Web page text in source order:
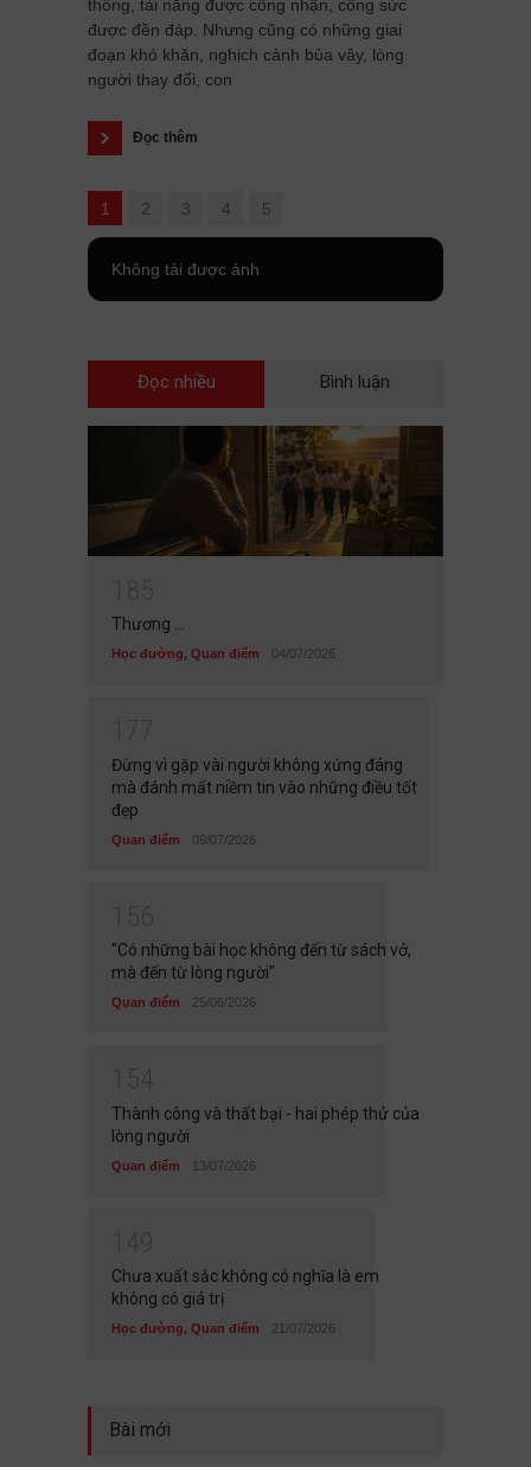
thông, tài năng được công nhận, công sức
được đền đáp. Nhưng cũng có những giai
đoạn khó khăn, nghịch cảnh bủa vây, lòng
người thay đổi, con
Đọc thêm
1 2 3 4 5
Không tải được ảnh
Đọc nhiều Bình luận
Thương ...
Học đường, Quan điểm 04/07/2026
Đừng vì gặp vài người không xứng đáng
mà đánh mất niềm tin vào những điều tốt
đẹp
Quan điểm 09/07/2026
"Có những bài học không đến từ sách vở,
mà đến từ lòng người"
Quan điểm 25/06/2026
Thành công và thất bại - hai phép thử của
lòng người
Quan điểm 13/07/2026
Chưa xuất sắc không có nghĩa là em
không có giá trị
Học đường, Quan điểm 21/07/2026
Bài mới